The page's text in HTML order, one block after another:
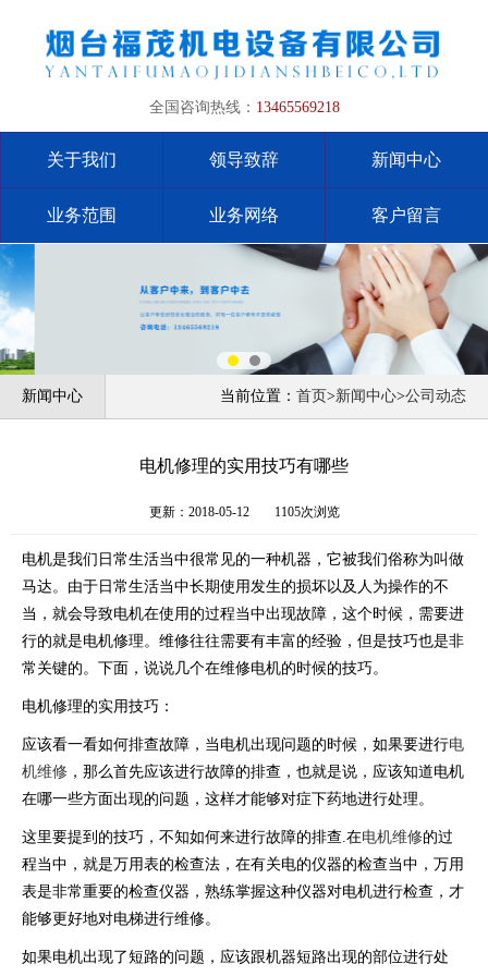
全国咨询热线： 13465569218
关于我们 领导致辞 新闻中心
业务范围 业务网络 客户留言
新闻中心 当前位置： 首页>新闻中心>公司动态
电机修理的实用技巧有哪些
更新：2018-05-12 1105次浏览
电机是我们日常生活当中很常见的一种机器，它被我们俗称为叫做
马达。由于日常生活当中长期使用发生的损坏以及人为操作的不
当，就会导致电机在使用的过程当中出现故障，这个时候，需要进
行的就是电机修理。维修往往需要有丰富的经验，但是技巧也是非
常关键的。下面，说说几个在维修电机的时候的技巧。
电机修理的实用技巧：
应该看一看如何排查故障，当电机出现问题的时候，如果要进行电
机维修 ，那么首先应该进行故障的排查，也就是说，应该知道电机
在哪一些方面出现的问题，这样才能够对症下药地进行处理。
这里要提到的技巧，不知如何来进行故障的排查.在电机维修的过
程当中，就是万用表的检查法，在有关电的仪器的检查当中，万用
表是非常重要的检查仪器，熟练掌握这种仪器对电机进行检查，才
能够更好地对电梯进行维修。
如果电机出现了短路的问题，应该跟机器短路出现的部位进行处